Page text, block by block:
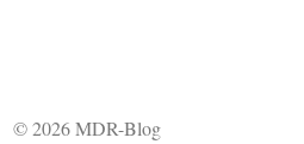
© 2026 MDR-Blog